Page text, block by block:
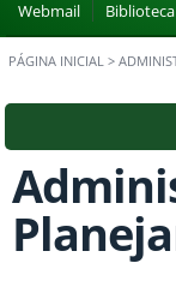
Webmail Biblioteca
PÁGINA INICIAL >